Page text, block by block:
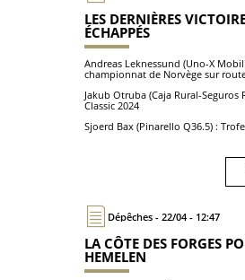
LES DERNIÈRES
ÉCHAPPÉS
Andreas Leknessund (Uno-X
championnat de Norvège sur
Jakub Otruba (Caja Rural-Seguros
Classic 2024
Sjoerd Bax (Pinarello Q36.5) :
Dépêches - 22/04 - 12:47
LA CÔTE DES FORGES
HEMELEN